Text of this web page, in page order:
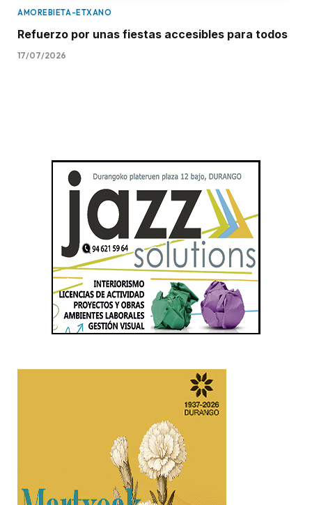
AMOREBIETA-ETXANO
Refuerzo por unas fiestas accesibles para todos
17/07/2026